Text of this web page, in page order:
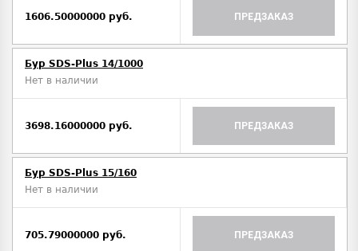
1606.50000000 руб. ПРЕДЗАКАЗ
Бур SDS-Plus 14/1000
Нет в наличии
3698.16000000 руб. ПРЕДЗАКАЗ
Бур SDS-Plus 15/160
Нет в наличии
705.79000000 руб. ПРЕДЗАКАЗ